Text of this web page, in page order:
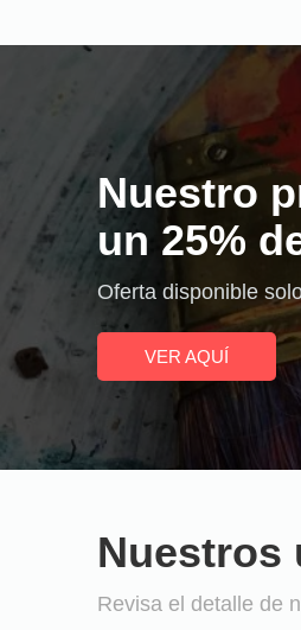
Nuestro
un 25%
Oferta disponible
VER AQUÍ
Nuestros
Revisa el detalle de